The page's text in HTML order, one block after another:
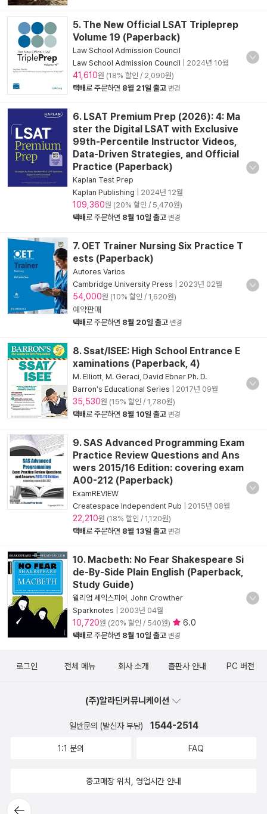
5. The New Official LSAT Tripleprep
Volume 19 (Paperback)
Law School Admission Council
Law School Admission Council
2024년 10월
41,610원 (18% 할인 / 2,090원)
택배로 주문하면 8월 21일 출고 변경
6. LSAT Premium Prep (2026): 4: Ma
ster the Digital LSAT with Exclusive
99th-Percentile Instructor Videos,
Data-Driven Strategies, and Official
Practice (Paperback)
Kaplan Test Prep
Kaplan Publishing
2024년 12월
109,360원 (20% 할인 / 5,470원)
택배로 주문하면 8월 10일 출고 변경
7. OET Trainer Nursing Six Practice T
ests (Paperback)
Autores Varios
Cambridge University Press
2023년 02월
54,000원 (10% 할인 / 1,620원)
예약판매
택배로 주문하면 8월 20일 출고 변경
8. Ssat/ISEE: High School Entrance E
xaminations (Paperback, 4)
M. Elliott M. Geraci David Ebner Ph. D.
Barron's Educational Series
2017년 09월
35,530원 (15% 할인 / 1,780원)
택배로 주문하면 8월 10일 출고 변경
9. SAS Advanced Programming Exam
Practice Review Questions and Ans
wers 2015/16 Edition: covering exam
A00-212 (Paperback)
ExamREVIEW
Createspace Independent Pub
2015년 08월
22,210원 (18% 할인 / 1,120원)
택배로 주문하면 8월 13일 출고 변경
10. Macbeth: No Fear Shakespeare Si
de-By-Side Plain English (Paperback,
Study Guide)
윌리엄 셰익스피어 John Crowther
Sparknotes
2003년 04월
10,720원 (20% 할인 / 540원) 6.0
택배로 주문하면 8월 10일 출고 변경
뒤로가
로그인 전체 메뉴 회사 소개 출판사 안내 PC 버전
(주)알라딘커뮤니케이션
일반문의 (발신자 부담) 1544-2514
1:1 문의 FAQ
중고매장 위치, 영업시간 안내